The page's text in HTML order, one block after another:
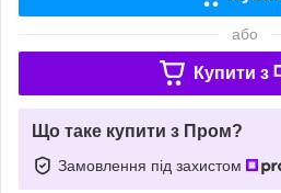
або
Купити з
Що таке купити з Пром?
Замовлення під захистом